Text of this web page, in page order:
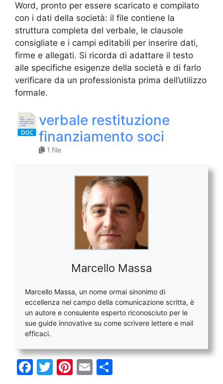
Word, pronto per essere scaricato e compilato
con i dati della società: il file contiene la
struttura completa del verbale, le clausole
consigliate e i campi editabili per inserire dati,
firme e allegati. Si ricorda di adattare il testo
alle specifiche esigenze della società e di farlo
verificare da un professionista prima dell’utilizzo
formale.
verbale restituzione
finanziamento soci​
1 file
Marcello Massa
Marcello Massa, un nome ormai sinonimo di
eccellenza nel campo della comunicazione scritta, è
un autore e consulente esperto riconosciuto per le
sue guide innovative su come scrivere lettere e mail
efficaci.
F
T
Pi E